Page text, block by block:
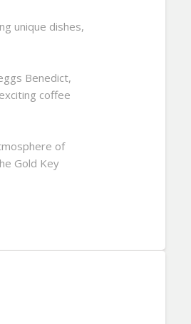
unique dishes,
Benedict,
coffee
of
Gold Key